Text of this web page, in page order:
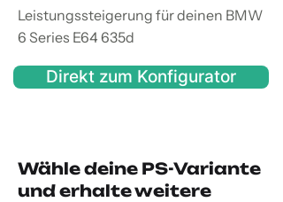
Leistungssteigerung für deinen BMW
6 Series E64 635d
Direkt zum Konfigurator
Wähle deine PS-Variante
und erhalte weitere